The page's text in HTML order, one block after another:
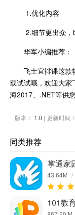
1.优化内容
2.细节更出众
华军小编推荐：
飞士宜排课这款
载试试哦，欢迎大家
海2017、.NET等供您
版本： 1.0 | 更新时间：
同类推荐
掌通家
43.64M /
101教